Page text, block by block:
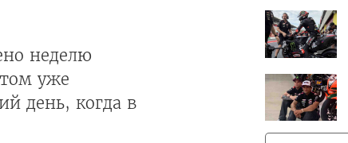
неделю
уже
день, когда в